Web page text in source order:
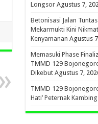
Longsor Agustus 7,
Betonisasi Jalan
Mekarmukti Kini
Kenyamanan Agustus
Memasuki Phase
TMMD 129
Dikebut Agustus 7,
TMMD 129
Hati’ Peternak Kambing